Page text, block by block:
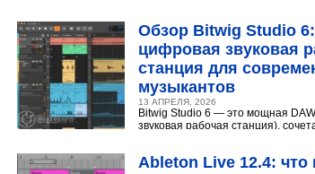
Обзор Bitwig Studio 6:
цифровая звуковая
станция для
музыкантов
13 АПРЕЛЯ, 2026
Bitwig Studio 6 — это мощная
звуковая рабочая станция),
Ableton Live 12.4: что